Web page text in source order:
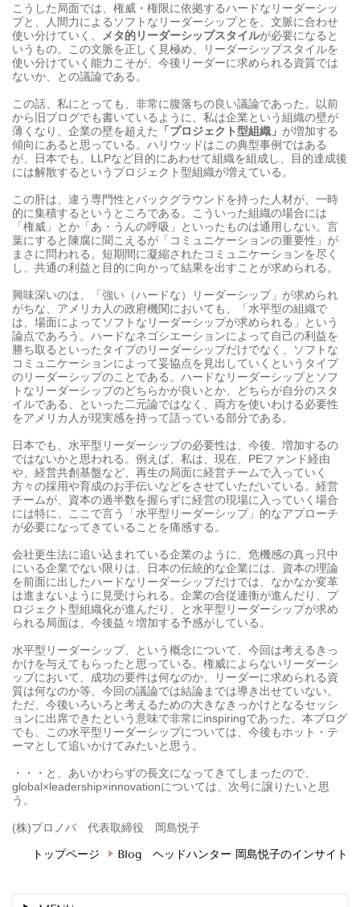
こうした局面では、権威・権限に依拠するハードなリーダーシッ
プと、人間力によるソフトなリーダーシップとを、文脈に合わせ
使い分けていく、
メタ的リーダーシップスタイルが必要になると
いうもの。
この文脈を正しく見極め、リーダーシップスタイルを
使い分けていく能力こそが、今後リーダーに求められる資質では
ないか、との議論である。
この話、私にとっても、非常に腹落ちの良い議論であった。以前
から旧ブログでも書いているように、私は企業という組織の壁が
薄くなり、企業の壁を超えた
「プロジェクト型組織」 が増加する
傾向にあると思っている。ハリウッドはこの典型事例ではある
が、日本でも、LLPなど目的にあわせて組織を組成し、目的達成後
には解散するというプロジェクト型組織が増えている。
この肝は、違う専門性とバックグラウンドを持った人材が、一時
的に集積するというところである。こういった組織の場合には
「権威」とか「あ・うんの呼吸」といったものは通用しない。言
葉にすると陳腐に聞こえるが「コミュニケーションの重要性」が
まさに問われる。短期間に凝縮されたコミュニケーションを尽く
し、共通の利益と目的に向かって結果を出すことが求められる。
興味深いのは、「強い（ハードな）リーダーシップ」が求められ
がちな、アメリカ人の政府機関においても、「水平型の組織で
は、場面によってソフトなリーダーシップが求められる」という
論点であろう。ハードなネゴシエーションによって自己の利益を
勝ち取るといったタイプのリーダーシップだけでなく、ソフトな
コミュニケーションによって妥協点を見出していくというタイプ
のリーダーシップのことである。ハードなリーダーシップとソフ
トなリーダーシップのどちらかが良いとか、どちらが自分のスタ
イルである、といった二元論ではなく、両方を使いわける必要性
をアメリカ人が現実感を持って語っている部分である。
日本でも、水平型リーダーシップの必要性は、今後、増加するの
ではないかと思われる。例えば、私は、現在、PEファンド経由
や、経営共創基盤など、再生の局面に経営チームで入っていく
方々の採用や育成のお手伝いなどをさせていただいている。経営
チームが、資本の過半数を握らずに経営の現場に入っていく場合
には特に、ここで言う「水平型リーダーシップ」的なアプローチ
が必要になってきていることを痛感する。
会社更生法に追い込まれている企業のように、危機感の真っ只中
にいる企業でない限りは、日本の伝統的な企業には、資本の理論
を前面に出したハードなリーダーシップだけでは、なかなか変革
は進まないように見受けられる。企業の合従連衡が進んだり、プ
ロジェクト型組織化が進んだり、と水平型リーダーシップが求め
られる局面は、今後益々増加する予感がしている。
水平型リーダーシップ、という概念について、今回は考えるきっ
かけを与えてもらったと思っている。権威によらないリーダーシ
ップにおいて、成功の要件は何なのか、リーダーに求められる資
質は何なのか等、今回の議論では結論までは導き出せていない。
ただ、今後いろいろと考えるための大きなきっかけとなるセッシ
ョンに出席できたという意味で非常にinspiringであった。本ブログ
でも、この水平型リーダーシップについては、今後もホット・テ
ーマとして追いかけてみたいと思う。
・・・と、あいかわらずの長文になってきてしまったので、
global×leadership×innovationについては、次号に譲りたいと思
う。
(株)プロノバ 代表取締役 岡島悦子
トップページ Blog ヘッドハンター 岡島悦子のインサイト